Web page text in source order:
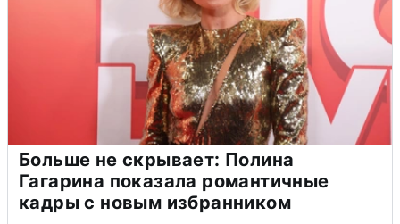
Больше не скрывает: Полина
Гагарина показала романтичные
кадры с новым избранником